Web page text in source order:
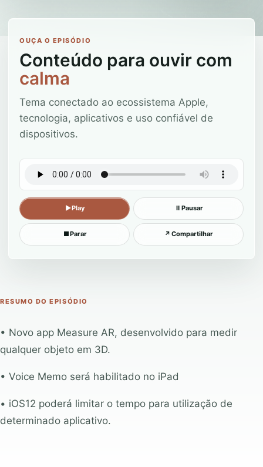
OUÇA O EPISÓDIO
Conteúdo para ouvir com
calma
Tema conectado ao ecossistema Apple,
tecnologia, aplicativos e uso confiável de
dispositivos.
▶Play Ⅱ Pausar
■Parar ↗ Compartilhar
RESUMO DO EPISÓDIO
• Novo app Measure AR, desenvolvido para medir
qualquer objeto em 3D.
• Voice Memo será habilitado no iPad
• iOS12 poderá limitar o tempo para utilização de
determinado aplicativo.